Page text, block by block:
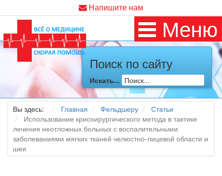
Напишите нам
Меню
Поиск по сайту
Искать...
Вы здесь: Главная Фельдшеру
Статьи
Использование криохирургического метода в тактике
лечения неотложных больных с воспалительными
заболеваниями мягких тканей челюстно-лицевой области и
шеи